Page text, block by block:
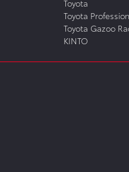
Toyota
Toyota
Toyota Gazoo
KINTO